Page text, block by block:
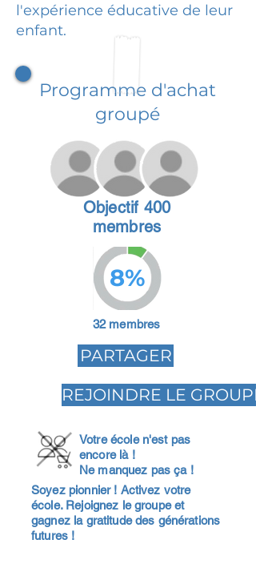
l'expérience éducative de leur
enfant.
Programme d'achat
groupé
Objectif 400
membres
8%
32 membres
PARTAGER
REJOINDRE LE GROUPE
Votre école n'est pas
encore là !
Ne manquez pas ça !
Soyez pionnier ! Activez votre
école. Rejoignez le groupe et
gagnez la gratitude des générations
futures !